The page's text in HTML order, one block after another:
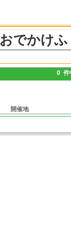
おでかけふ
0 件
開催地